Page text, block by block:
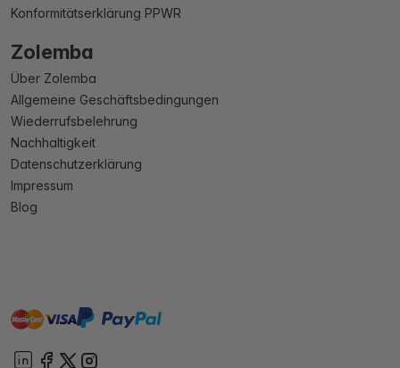
Konformitätserklärung PPWR
Zolemba
Über Zolemba
Allgemeine Geschäftsbedingungen
Wiederrufsbelehrung
Nachhaltigkeit
Datenschutzerklärung
Impressum
Blog
mastervisa paypal